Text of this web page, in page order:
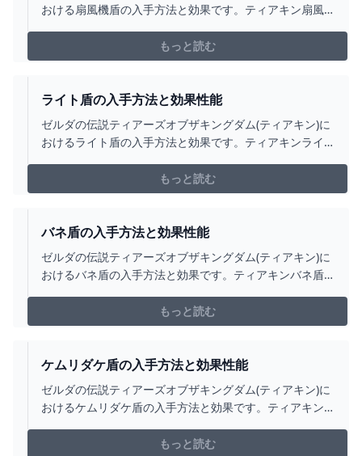
おける扇風機盾の入手方法と効果です。ティアキン扇風
いても掲載しています。もっと読む
ライト盾の入手方法と効果性能
ゼルダの伝説ティアーズオブザキングダム(ティアキン)に
おけるライト盾の入手方法と効果です。ティアキンライ
いても掲載しています。もっと読む
バネ盾の入手方法と効果性能
ゼルダの伝説ティアーズオブザキングダム(ティアキン)に
おけるバネ盾の入手方法と効果です。ティアキンバネ盾
もっと読む
ケムリダケ盾の入手方法と効果性能
ゼルダの伝説ティアーズオブザキングダム(ティアキン)に
おけるケムリダケ盾の入手方法と効果です。ティアキン
や攻撃力についても掲載しています。
もっと読む